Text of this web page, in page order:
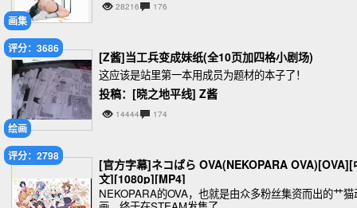
画集
28216 176
绘画
评分：3686
[Z酱]当工兵变成妹纸(全10页加四格小剧场)
这应该是站里第一本用成员为题材的本子了！
投稿：[晓之地平线] Z酱
14444 174
评分：2798
[官方字幕]ネコぱら OVA(NEKOPARA OVA)[OVA][
文][1080p][MP4]
NEKOPARA的OVA，也就是由众多粉丝集资而出的艹猫